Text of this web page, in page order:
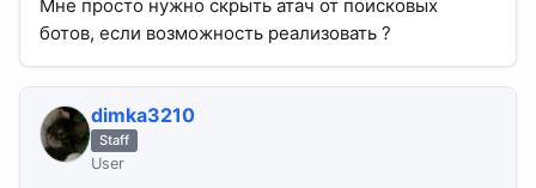
Мне просто нужно скрыть атач от поисковых
ботов, если возможность реализовать ?
dimka3210
Staff
User